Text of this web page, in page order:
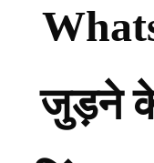
जुड़ने के